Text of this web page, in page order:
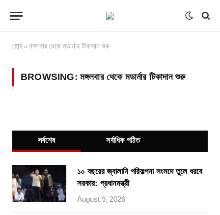
হোম » মঙ্গলবার থেকে মডার্নার টিকাদান শুরু
BROWSING: মঙ্গলবার থেকে মডার্নার টিকাদান শুরু
সর্বশেষ সর্বাধিক পঠিত
১০ বছরের জ্বালানি পরিকল্পনা সংসদে তুলে ধরবে
সরকার: প্রধানমন্ত্রী
August 9, 2026